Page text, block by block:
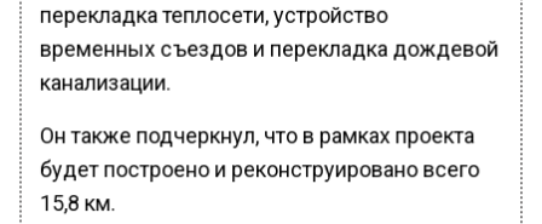
перекладка теплосети, устройство
временных съездов и перекладка дождевой
канализации.
Он также подчеркнул, что в рамках проекта
будет построено и реконструировано всего
15,8 км.